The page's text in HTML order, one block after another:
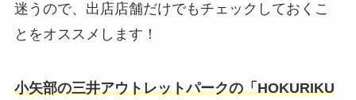
迷うので、出店店舗だけでもチェックしておくこ
とをオススメします！
小矢部の三井アウトレットパークの「HOKURIKU